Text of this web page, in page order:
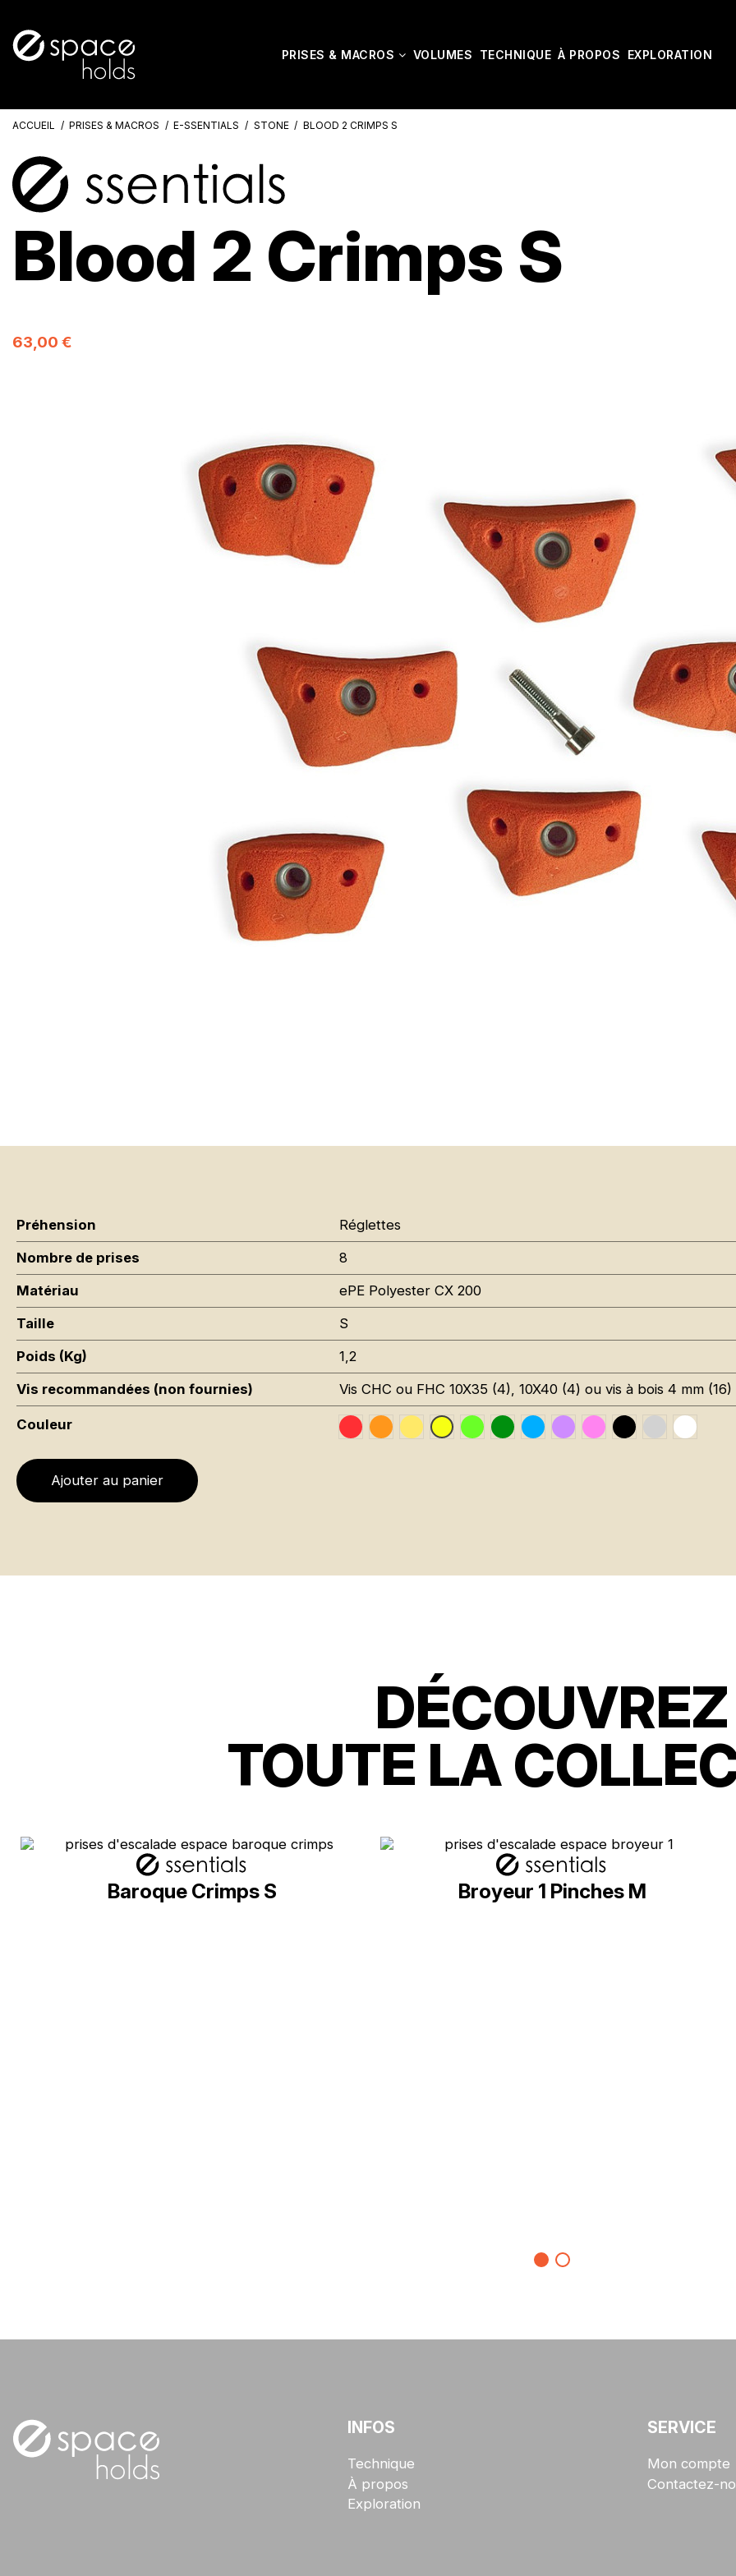
PRISES & MACROS VOLUMES TECHNIQUE À PROPOS EXPLORATION
ACCUEIL PRISES & MACROS E-SSENTIALS STONE BLOOD 2 CRIMPS S
Blood 2 Crimps S
63,00 €
Préhension
Réglettes
Nombre de prises
8
Matériau
ePE Polyester CX 200
Taille
S
Poids (Kg)
1,2
Vis recommandées (non fournies)
Vis CHC ou FHC 10X35 (4), 10X40 (4) ou vis à bois 4 mm (16)
Couleur Traffic Red RAL 3020
Orange Fluo RAL 2005
Jaune Pantone 116C
Jaune Fluo RAL 1026
Vert Fluo Pantone 802C
Leaf Green RAL 6002
Sky Blue RAL 5015
Signal Violet RAL 4008
Rose Fluo Pantone
Black RAL 9005
Gris RAL 7001
Traffic
Ajouter au panier
DÉCOUVREZ
TOUTE LA
Baroque Crimps S Broyeur 1 Pinches M
INFOS
Technique
À propos
Exploration
SERVICE
Mon compte
Contactez-